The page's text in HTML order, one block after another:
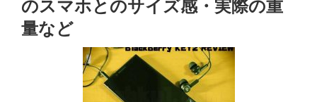
のスマホとのサイズ感・実際の重
量など